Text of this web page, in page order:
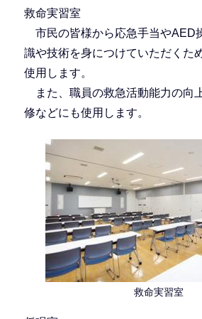
救命実習室
市民の皆様から応急手当やAED
識や技術を身につけていただくた
使用します。
また、職員の救急活動能力の向
修などにも使用します。
救命実習室